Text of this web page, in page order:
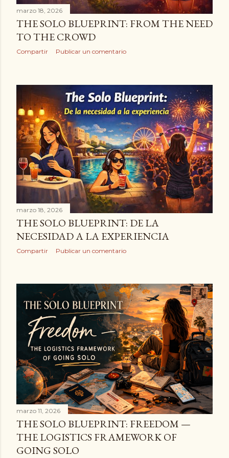
marzo 18, 2026
THE SOLO BLUEPRINT: FROM THE NEED
TO THE CROWD
Compartir Publicar un comentario
marzo 18, 2026
​THE SOLO BLUEPRINT: DE LA
NECESIDAD A LA EXPERIENCIA
Compartir Publicar un comentario
marzo 11, 2026
THE SOLO BLUEPRINT: FREEDOM —
THE LOGISTICS FRAMEWORK OF
GOING SOLO